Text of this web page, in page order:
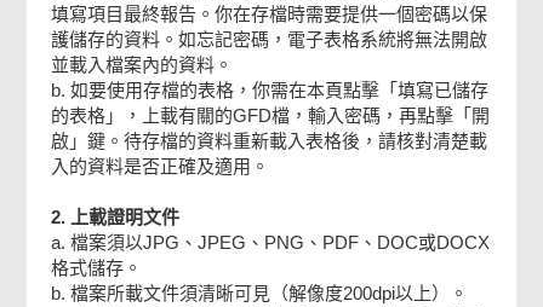
丁部：聲明
戊部：附件
檢查及確認
確認通知書
填寫項目最終報告。你在存檔時需要提供一個密碼以保
護儲存的資料。如忘記密碼，電子表格系統將無法開啟
並載入檔案內的資料。
b. 如要使用存檔的表格，你需在本頁點擊「填寫已儲存
的表格」，上載有關的GFD檔，輸入密碼，再點擊「開
啟」鍵。待存檔的資料重新載入表格後，請核對清楚載
入的資料是否正確及適用。
2. 上載證明文件
a. 檔案須以JPG、JPEG、PNG、PDF、DOC或DOCX
格式儲存。
b. 檔案所載文件須清晰可見（解像度200dpi以上）。